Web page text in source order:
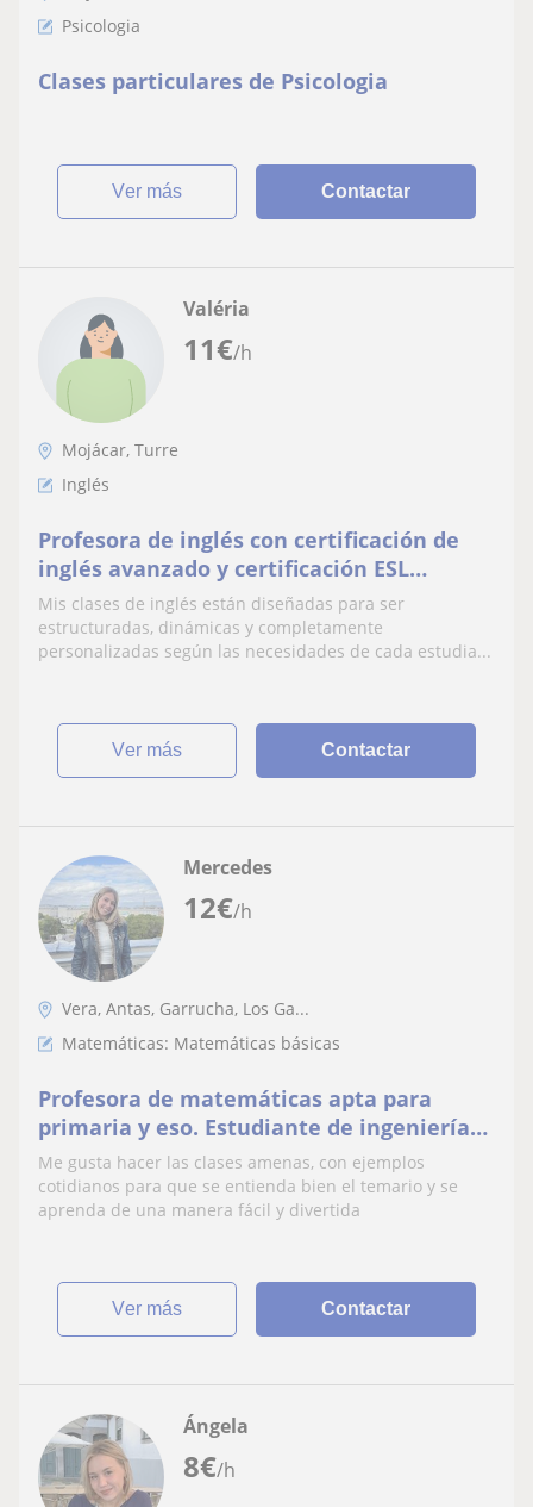
Psicologia
Clases particulares de Psicologia
ver más Contactar
11€/h
Valéria
Mojácar, Turre
Inglés
Profesora de inglés con certificación de
inglés avanzado y certificación ESL
(English as a Second Language).
Mis clases de inglés están diseñadas para ser
estructuradas, dinámicas y completamente
personalizadas según las necesidades de cada estudia...
ver más Contactar
12€/h
Mercedes
Vera, Antas, Garrucha, Los Ga...
Matemáticas: Matemáticas básicas
Profesora de matemáticas apta para
primaria y eso. Estudiante de ingeniería
química apasionada de las ciencias con
experiencia
Me gusta hacer las clases amenas, con ejemplos
cotidianos para que se entienda bien el temario y se
aprenda de una manera fácil y divertida
ver más Contactar
8€/h
Ángela